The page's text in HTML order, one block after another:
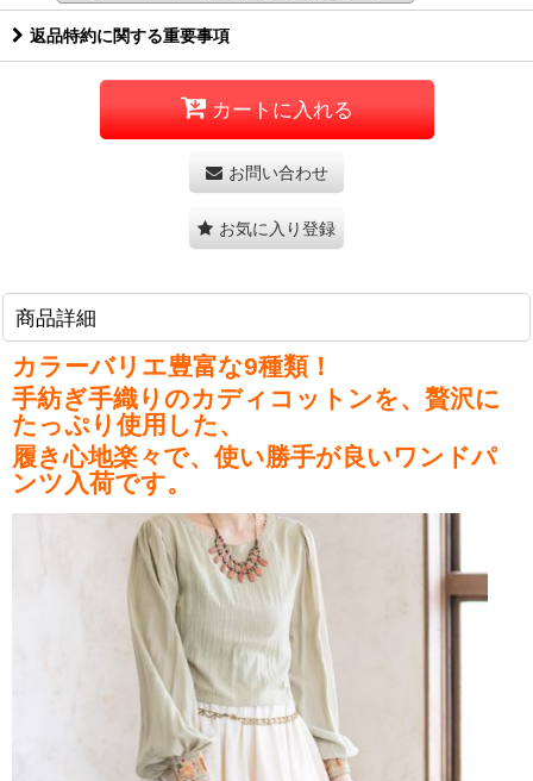
返品特約に関する重要事項
カートに入れる
お問い合わせ
お気に入り登録
商品詳細
カラーバリエ豊富な9種類！
手紡ぎ手織りのカディコットンを、贅沢に
たっぷり使用した、
履き心地楽々で、使い勝手が良いワンドパ
ンツ入荷です。